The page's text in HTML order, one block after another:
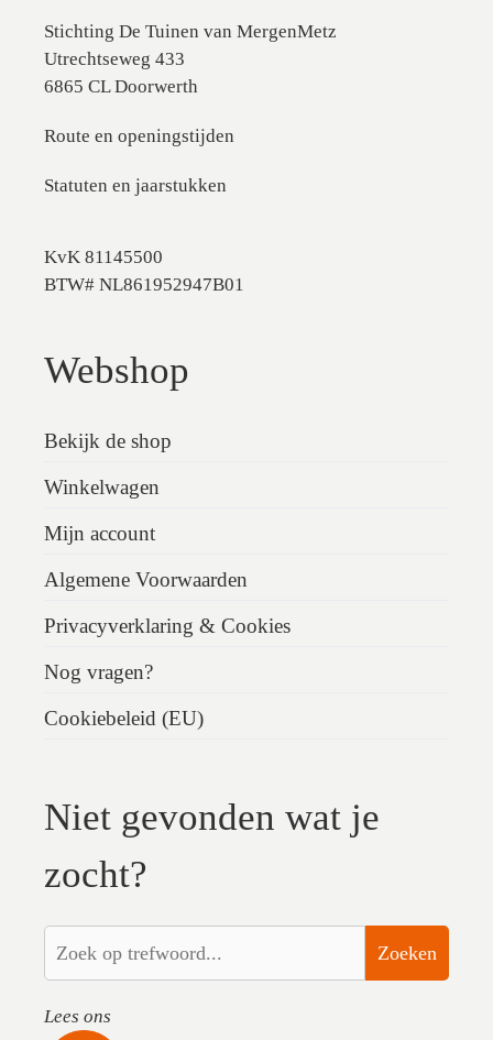
Stichting De Tuinen van MergenMetz
Utrechtseweg 433
6865 CL Doorwerth
Route en openingstijden
Statuten en jaarstukken
KvK 81145500
BTW# NL861952947B01
Webshop
Bekijk de shop
Winkelwagen
Mijn account
Algemene Voorwaarden
Privacyverklaring & Cookies
Nog vragen?
Cookiebeleid (EU)
Niet gevonden wat je
zocht?
Zoeken
Lees ons